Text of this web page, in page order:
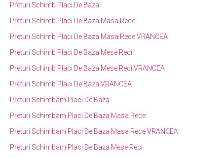
Preturi Schimb Placi De Baza
Preturi Schimb Placi De Baza Masa Rece
Preturi Schimb Placi De Baza Masa Rece VRANCEA
Preturi Schimb Placi De Baza Mese Reci
Preturi Schimb Placi De Baza Mese Reci VRANCEA
Preturi Schimb Placi De Baza VRANCEA
Preturi Schimbam Placi De Baza
Preturi Schimbam Placi De Baza Masa Rece
Preturi Schimbam Placi De Baza Masa Rece VRANCEA
Preturi Schimbam Placi De Baza Mese Reci